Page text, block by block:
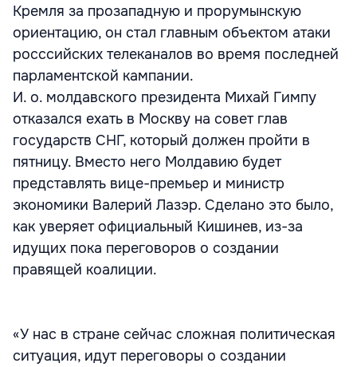
Кремля за прозападную и прорумынскую
ориентацию, он стал главным объектом атаки
росссийских телеканалов во время последней
парламентской кампании.
И. о. молдавского президента Михай Гимпу
отказался ехать в Москву на совет глав
государств СНГ, который должен пройти в
пятницу. Вместо него Молдавию будет
представлять вице-премьер и министр
экономики Валерий Лазэр. Сделано это было,
как уверяет официальный Кишинев, из-за
идущих пока переговоров о создании
правящей коалиции.
«У нас в стране сейчас сложная политическая
ситуация, идут переговоры о создании